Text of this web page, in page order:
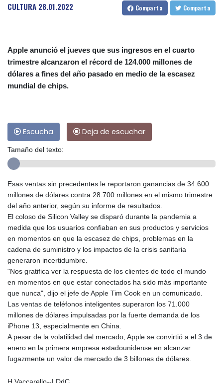
CULTURA 28.01.2022 Comparta Comparta
Apple anunció el jueves que sus ingresos en el cuarto
trimestre alcanzaron el récord de 124.000 millones de
dólares a fines del año pasado en medio de la escasez
mundial de chips.
Escucha Deja de escuchar
Tamaño del texto:
Esas ventas sin precedentes le reportaron ganancias de 34.600
millones de dólares contra 28.700 millones en el mismo trimestre
del año anterior, según su informe de resultados.
El coloso de Silicon Valley se disparó durante la pandemia a
medida que los usuarios confiaban en sus productos y servicios
en momentos en que la escasez de chips, problemas en la
cadena de suministro y los impactos de la crisis sanitaria
generaron incertidumbre.
"Nos gratifica ver la respuesta de los clientes de todo el mundo
en momentos en que estar conectados ha sido más importante
que nunca", dijo el jefe de Apple Tim Cook en un comunicado.
Las ventas de teléfonos inteligentes superaron los 71.000
millones de dólares impulsadas por la fuerte demanda de los
iPhone 13, especialmente en China.
A pesar de la volatilidad del mercado, Apple se convirtió a el 3 de
enero en la primera empresa estadounidense en alcanzar
fugazmente un valor de mercado de 3 billones de dólares.
H.Vaccarello--LDdC